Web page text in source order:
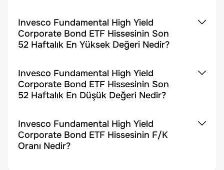
Invesco Fundamental High Yield
Corporate Bond ETF Hissesinin Son
52 Haftalık En Yüksek Değeri Nedir?
Invesco Fundamental High Yield
Corporate Bond ETF Hissesinin Son
52 Haftalık En Düşük Değeri Nedir?
Invesco Fundamental High Yield
Corporate Bond ETF Hissesinin F/K
Oranı Nedir?